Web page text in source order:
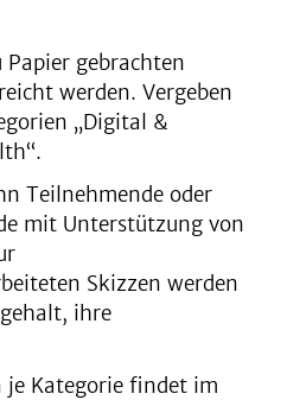
gebrachten
werden. Vergeben
„Digital &
Teilnehmende oder
mit Unterstützung von
Skizzen werden
ihre
je Kategorie findet im